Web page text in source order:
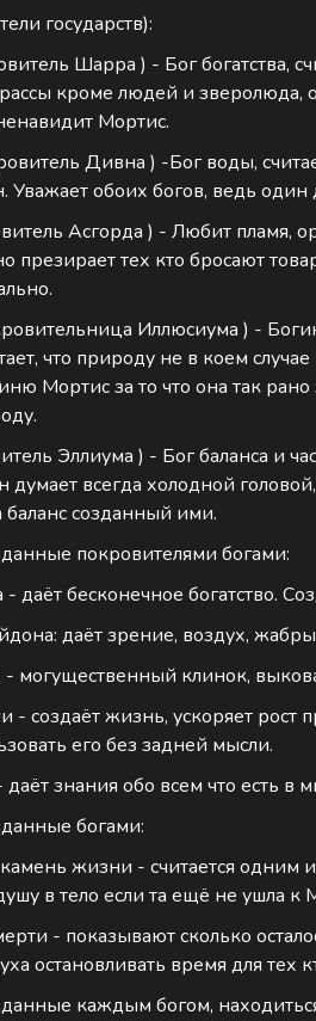
государств):
Шарра ) - Бог богатства,
кроме людей и зверолюда,
Мортис.
Дивна ) -Бог воды,
Уважает обоих богов, ведь
Асгорда ) - Любит пламя,
презирает тех кто бросают
Иллюсиума ) -
что природу не в коем
Мортис за то что она так
Эллиума ) - Бог баланса и
думает всегда холодной
баланс созданный ими.
покровителями богами:
- даёт бесконечное богатство.
даёт зрение, воздух,
- могущественный клинок,
- создаёт жизнь, ускоряет
его без задней мысли.
знания обо всем что есть в
богами:
жизни - считается одним
в тело если та ещё не ушла к
- показывают сколько
остановливать время для
каждым богом,